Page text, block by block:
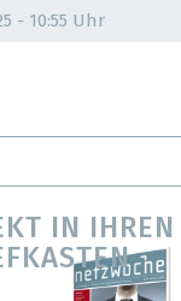
- 10:55 Uhr
IN IHREN